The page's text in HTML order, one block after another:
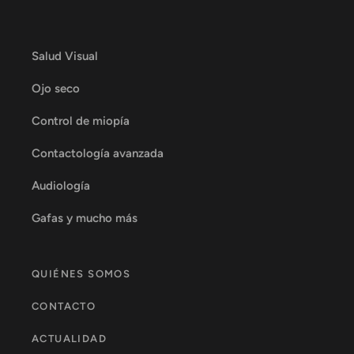
Salud Visual
Ojo seco
Control de miopía
Contactología avanzada
Audiología
Gafas y mucho más
QUIÉNES SOMOS
CONTACTO
ACTUALIDAD